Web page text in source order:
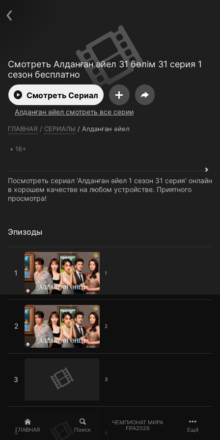
ГЛАВНАЯ Поиск
ЧЕМПИОНАТ МИРА
FIFA2026
Ещё
Смотреть Алданған әйел 31 бөлім 31 серия 1
сезон бесплатно
Смотреть Сериал
Алданған әйел смотреть все серии
ГЛАВНАЯ / СЕРИАЛЫ / Алданған әйел
16+
Посмотреть сериал 'Алданған әйел 1 сезон 31 серия' онлайн
в хорошем качестве на любом устройстве. Приятного
просмотра!
Эпизоды
1 1
2 2
3 3
4 4
Политика конфиденциальности
Открыть приложение